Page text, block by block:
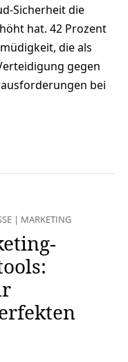
Sicherheit die
hat. 42 Prozent
die als
gegen
bei
| MARKETING